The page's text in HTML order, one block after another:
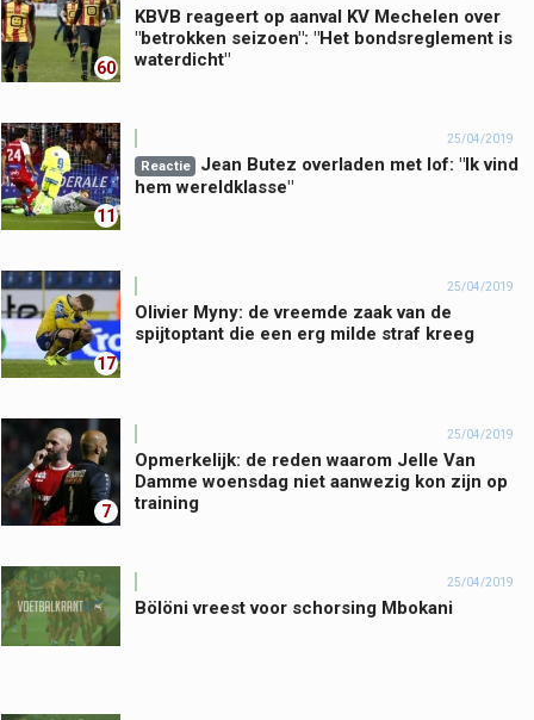
60
KBVB reageert op aanval KV Mechelen over
"betrokken seizoen": "Het bondsreglement is
waterdicht"
11
25/04/2019
Reactie
Jean Butez overladen met lof: "Ik vind
hem wereldklasse"
17
25/04/2019
Olivier Myny: de vreemde zaak van de
spijtoptant die een erg milde straf kreeg
7
25/04/2019
Opmerkelijk: de reden waarom Jelle Van
Damme woensdag niet aanwezig kon zijn op
training
25/04/2019
Bölöni vreest voor schorsing Mbokani